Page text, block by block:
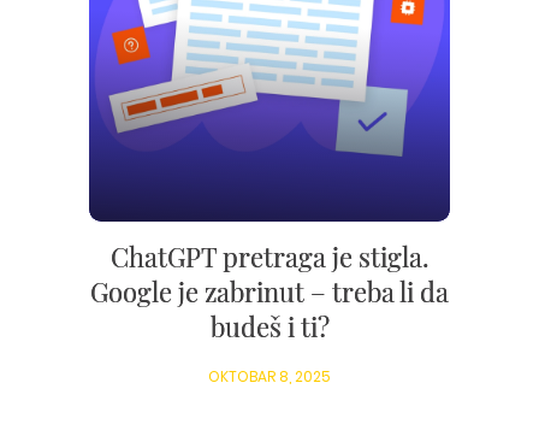
ChatGPT pretraga je stigla.
Google je zabrinut – treba li da
budeš i ti?
OKTOBAR 8, 2025